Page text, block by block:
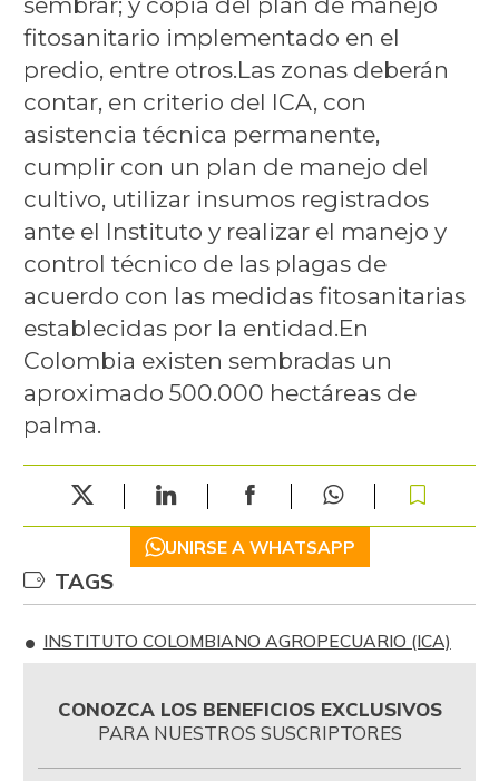
fitosanitario implementado en el
predio, entre otros.Las zonas deberán
contar, en criterio del ICA, con
asistencia técnica permanente,
cumplir con un plan de manejo del
cultivo, utilizar insumos registrados
ante el Instituto y realizar el manejo y
control técnico de las plagas de
acuerdo con las medidas fitosanitarias
establecidas por la entidad.En
Colombia existen sembradas un
aproximado 500.000 hectáreas de
palma.
UNIRSE A WHATSAPP
TAGS
INSTITUTO COLOMBIANO AGROPECUARIO (ICA)
CONOZCA LOS BENEFICIOS EXCLUSIVOS
PARA NUESTROS SUSCRIPTORES